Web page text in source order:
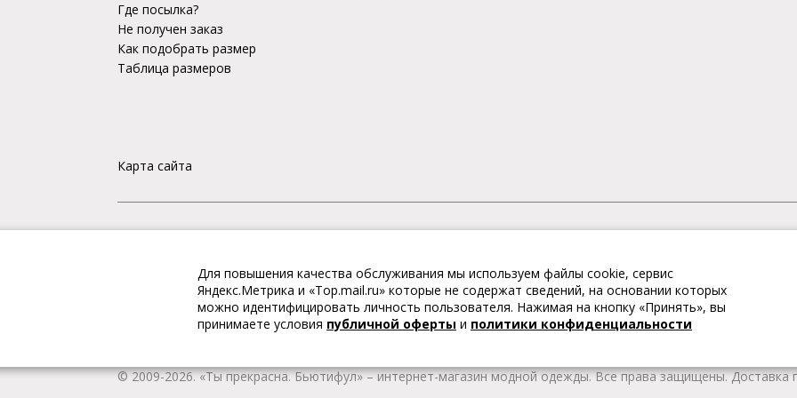
Где посылка?
Не получен заказ
Как подобрать размер
Таблица размеров
Карта сайта
Интернет магазин «Ты прекрасна. Бьютифул» – это коллекции модной женской, мужской, детской одежды и
одежду и обувь, Вы гарантированно получаете качественные товары из Европы по привлекательным
качественную и стильную одежду европейских брендов. В каталоге представлена модная одежда различных
наличии всегда имеется широкий ассортимент удобной женской и мужской обуви на любой сезон. Весь
© 2009-2026. «Ты прекрасна. Бьютифул» – интернет-магазин модной одежды. Все права защищены. Доставка
Для повышения качества обслуживания мы используем файлы cookie, сервис
Яндекс.Метрика и «Top.mail.ru» которые не содержат сведений, на основании которых
можно идентифицировать личность пользователя. Нажимая на кнопку «Принять», вы
принимаете условия публичной оферты и политики конфиденциальности